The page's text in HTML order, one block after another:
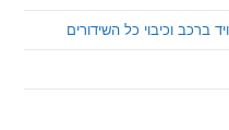
כל השידורים